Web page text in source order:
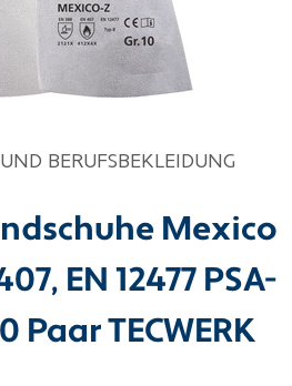
BERUFSBEKLEIDUNG
Mexico
EN 12477 PSA-
Paar TECWERK